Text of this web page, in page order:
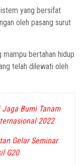
yang bersifat
oleh pasang surut
mampu bertahan hidup
telah dilewati oleh
Bumi Tanam
2022
Gelar Seminar
G20